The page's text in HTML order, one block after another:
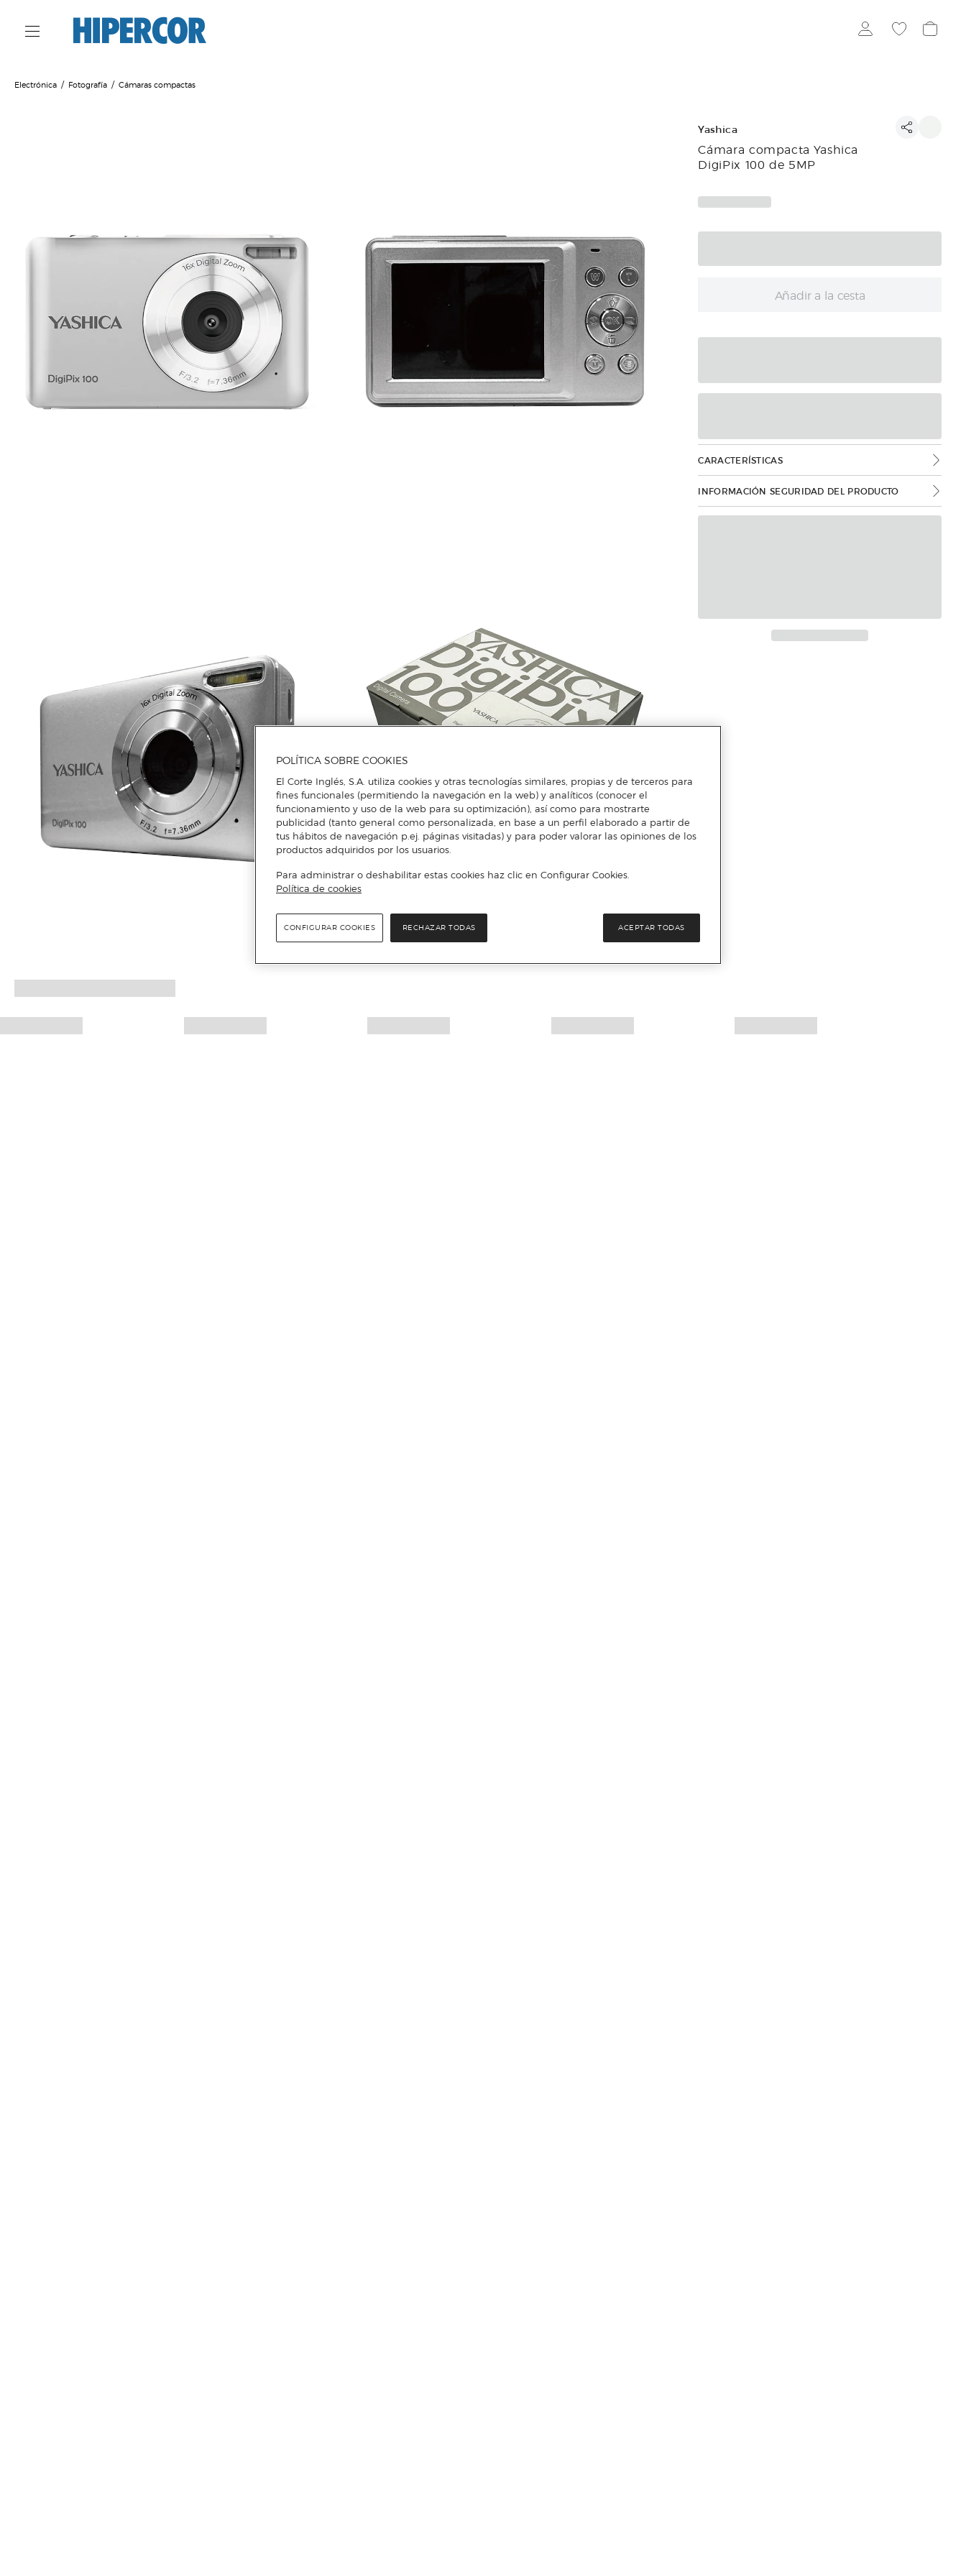
Electrónica Fotografía Cámaras compactas
Yashica
Cámara compacta Yashica
DigiPix 100 de 5MP
Añadir a la cesta
CARACTERÍSTICAS
INFORMACIÓN SEGURIDAD DEL PRODUCTO
POLÍTICA SOBRE COOKIES
El Corte Inglés, S.A. utiliza cookies y otras tecnologías similares, propias y de terceros para
fines funcionales (permitiendo la navegación en la web) y analíticos (conocer el
funcionamiento y uso de la web para su optimización), así como para mostrarte
publicidad (tanto general como personalizada, en base a un perfil elaborado a partir de
tus hábitos de navegación p.ej. páginas visitadas) y para poder valorar las opiniones de los
productos adquiridos por los usuarios.
Para administrar o deshabilitar estas cookies haz clic en Configurar Cookies.
Política de cookies
RECHAZAR TODAS ACEPTAR TODAS
CONFIGURAR COOKIES